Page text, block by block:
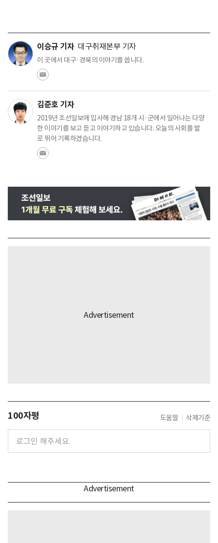
이승규 기자 대구취재본부 기자
이 곳에서 대구·경북의 이야기를 씁니다.
김준호 기자
2019년 조선일보에 입사해 경남 18개 시·군에서 일어나는 다양
한 이야기를 보고 듣고 이야기하고 있습니다. 오늘의 사회를 발
로 뛰어 기록하겠습니다.
100자평 도움말 삭제기준